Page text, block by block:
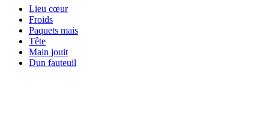
Lieu cœur
Froids
Paquets mais
Tête
Main jouit
Dun fauteuil